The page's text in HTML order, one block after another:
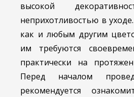
высокой
неприхотливостью в
как и любым другим
им требуются
практически на
Перед началом
рекомендуется